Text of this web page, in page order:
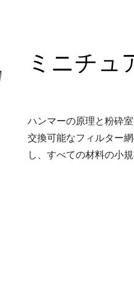
ミニチュ
ハンマーの原理と粉砕
交換可能なフィルター
し、すべての材料の小